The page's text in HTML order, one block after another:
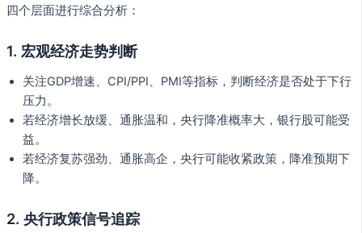
四个层面进行综合分析：
1. 宏观经济走势判断
关注GDP增速、CPI/PPI、PMI等指标，判断经济是否处于下行
压力。
若经济增长放缓、通胀温和，央行降准概率大，银行股可能受
益。
若经济复苏强劲、通胀高企，央行可能收紧政策，降准预期下
降。
2. 央行政策信号追踪